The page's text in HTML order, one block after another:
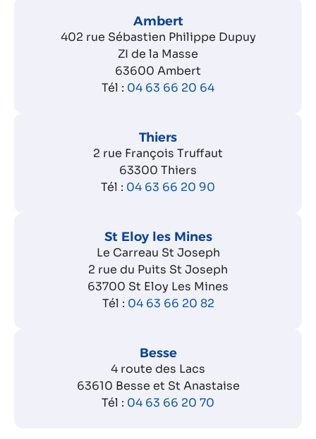
Ambert
402 rue Sébastien Philippe Dupuy
ZI de la Masse
63600 Ambert
Tél : 04 63 66 20 64
Thiers
2 rue François Truffaut
63300 Thiers
Tél : 04 63 66 20 90
St Eloy les Mines
Le Carreau St Joseph
2 rue du Puits St Joseph
63700 St Eloy Les Mines
Tél : 04 63 66 20 82
Besse
4 route des Lacs
63610 Besse et St Anastaise
Tél : 04 63 66 20 70